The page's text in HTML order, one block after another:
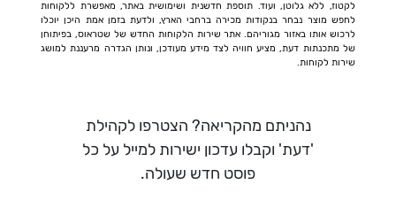
לקטוז, ללא גלוטן, ועוד. תוספת חדשנית ושימושית באתר, מאפשרת ללקוחות
לחפש מוצר נבחר בנקודות מכירה ברחבי הארץ, ולדעת בזמן אמת היכן יוכלו
לרכוש אותו באזור מגוריהם. אתר שירות הלקוחות החדש של שטראוס, בפיתוחן
של מתכנתות דעת, מציע חוויה לצד מידע מעודכן, ונותן הגדרה מרעננת למושג
שירות לקוחות.
נהניתם מהקריאה? הצטרפו לקהילת
'דעת' וקבלו עדכון ישירות למייל על כל
פוסט חדש שעולה.